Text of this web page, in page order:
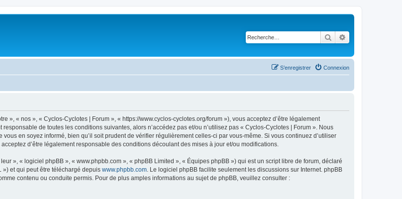
Rechercher
Connexion
S’enregistrer
», « nos », « Cyclos-Cyclotes | Forum », « https://www.cyclos-cyclotes.org/forum »), vous acceptez d’être légalement
de toutes les conditions suivantes, alors n’accédez pas et/ou n’utilisez pas « Cyclos-Cyclotes | Forum ». Nous
en soyez informé, bien qu’il soit prudent de vérifier régulièrement celles-ci par vous-même. Si vous continuez d’utiliser
d’être légalement responsable des conditions découlant des mises à jour et/ou modifications.
», « logiciel phpBB », « www.phpbb.com », « phpBB Limited », « Équipes phpBB ») qui est un script libre de forum, déclaré
») et qui peut être téléchargé depuis www.phpbb.com. Le logiciel phpBB facilite seulement les discussions sur Internet. phpBB
contenu ou conduite permis. Pour de plus amples informations au sujet de phpBB, veuillez consulter :